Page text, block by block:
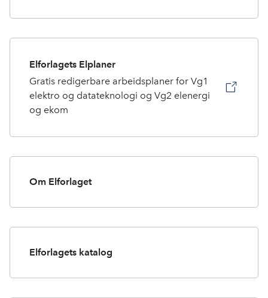
Elforlagets Elplaner
Gratis redigerbare arbeidsplaner for Vg1
elektro og datateknologi og Vg2 elenergi
og ekom
Om Elforlaget
Elforlagets katalog